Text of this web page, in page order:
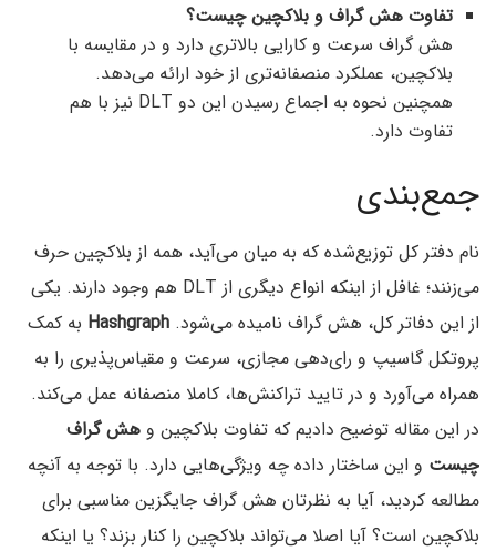
تفاوت هش گراف و بلاکچین چیست؟
هش گراف سرعت و کارایی بالاتری دارد و در مقایسه با
بلاکچین، عملکرد منصفانه‌تری از خود ارائه می‌دهد.
همچنین نحوه به اجماع رسیدن این دو DLT نیز با هم
تفاوت دارد.
جمع‌بندی
نام دفتر کل توزیع‌شده که به میان می‌آید، همه از بلاکچین حرف
می‌زنند؛ غافل از اینکه انواع دیگری از DLT هم وجود دارند. یکی
از این دفاتر کل، هش گراف نامیده می‌شود. Hashgraph به کمک
پروتکل گاسیپ و رای‌دهی مجازی، سرعت و مقیاس‌پذیری را به
همراه می‌آورد و در تایید تراکنش‌ها، کاملا منصفانه عمل می‌کند.
در این مقاله توضیح دادیم که تفاوت بلاکچین و هش گراف
چیست و این ساختار داده چه ویژگی‌هایی دارد. با توجه به آنچه
مطالعه کردید، آیا به نظرتان هش گراف جایگزین مناسبی برای
بلاکچین است؟ آیا اصلا می‌تواند بلاکچین را کنار بزند؟ یا اینکه